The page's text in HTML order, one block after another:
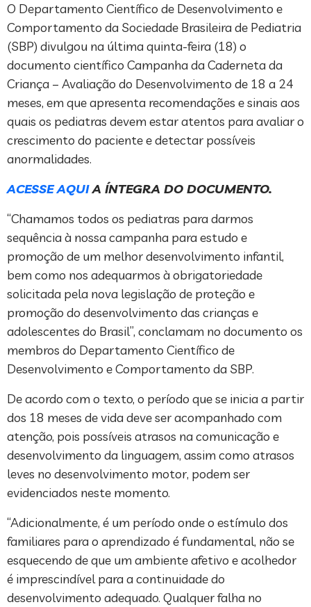
O Departamento Científico de Desenvolvimento e
Comportamento da Sociedade Brasileira de Pediatria
(SBP) divulgou na última quinta-feira (18) o
documento científico Campanha da Caderneta da
Criança – Avaliação do Desenvolvimento de 18 a 24
meses, em que apresenta recomendações e sinais aos
quais os pediatras devem estar atentos para avaliar o
crescimento do paciente e detectar possíveis
anormalidades.
ACESSE AQUIA ÍNTEGRA DO DOCUMENTO.
“Chamamos todos os pediatras para darmos
sequência à nossa campanha para estudo e
promoção de um melhor desenvolvimento infantil,
bem como nos adequarmos à obrigatoriedade
solicitada pela nova legislação de proteção e
promoção do desenvolvimento das crianças e
adolescentes do Brasil”, conclamam no documento os
membros do Departamento Científico de
Desenvolvimento e Comportamento da SBP.
De acordo com o texto, o período que se inicia a partir
dos 18 meses de vida deve ser acompanhado com
atenção, pois possíveis atrasos na comunicação e
desenvolvimento da linguagem, assim como atrasos
leves no desenvolvimento motor, podem ser
evidenciados neste momento.
“Adicionalmente, é um período onde o estímulo dos
familiares para o aprendizado é fundamental, não se
esquecendo de que um ambiente afetivo e acolhedor
é imprescindível para a continuidade do
desenvolvimento adequado. Qualquer falha no